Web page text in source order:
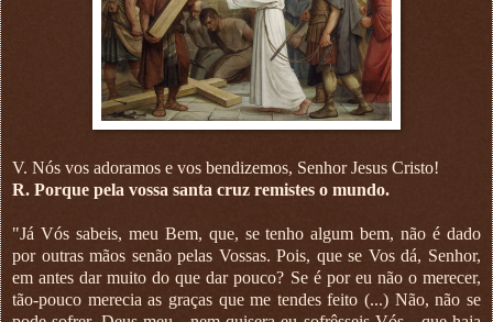
V. Nós vos adoramos e vos bendizemos, Senhor Jesus Cristo!
R. Porque pela vossa santa cruz remistes o mundo.
"Já Vós sabeis, meu Bem, que, se tenho algum bem, não é dado
por outras mãos senão pelas Vossas. Pois, que se Vos dá, Senhor,
em antes dar muito do que dar pouco? Se é por eu não o merecer,
tão-pouco merecia as graças que me tendes feito (...) Não, não se